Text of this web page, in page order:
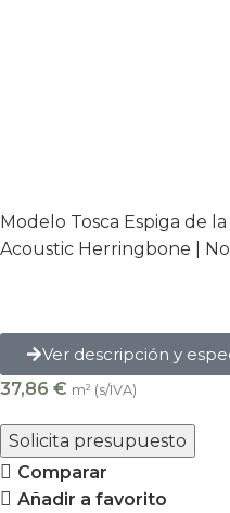
Modelo Tosca Espiga de
Acoustic Herringbone |
Ver descripción y
37,86 € m² (s/IVA)
Solicita presupuesto
Comparar
Añadir a favorito